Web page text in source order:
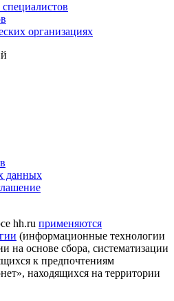
организациях
данных
hh.ru применяются
(информационные технологии
на основе сбора, систематизации
к предпочтениям
находящихся на территории